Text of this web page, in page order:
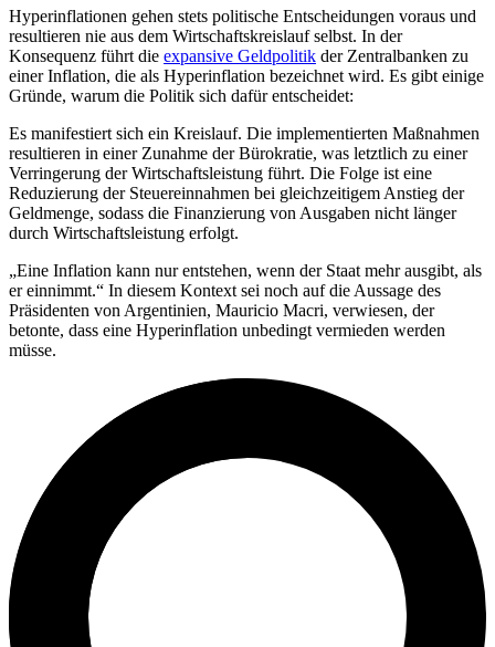
Hyperinflationen gehen stets politische Entscheidungen voraus und
resultieren nie aus dem Wirtschaftskreislauf selbst. In der
Konsequenz führt die expansive Geldpolitik der Zentralbanken zu
einer Inflation, die als Hyperinflation bezeichnet wird. Es gibt einige
Gründe, warum die Politik sich dafür entscheidet:
Es manifestiert sich ein Kreislauf. Die implementierten Maßnahmen
resultieren in einer Zunahme der Bürokratie, was letztlich zu einer
Verringerung der Wirtschaftsleistung führt. Die Folge ist eine
Reduzierung der Steuereinnahmen bei gleichzeitigem Anstieg der
Geldmenge, sodass die Finanzierung von Ausgaben nicht länger
durch Wirtschaftsleistung erfolgt.
„Eine Inflation kann nur entstehen, wenn der Staat mehr ausgibt, als
er einnimmt.“ In diesem Kontext sei noch auf die Aussage des
Präsidenten von Argentinien, Mauricio Macri, verwiesen, der
betonte, dass eine Hyperinflation unbedingt vermieden werden
müsse.